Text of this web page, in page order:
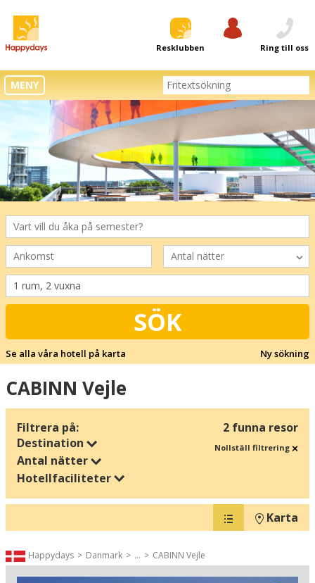
Resklubben Ring till oss
MENY
SÖK
Se alla våra hotell på karta Ny sökning
CABINN Vejle
Filtrera på:
2 funna resor
Destination
Antal nätter
Hotellfaciliteter
Nollställ filtrering
Karta
Happydays Danmark ... CABINN Vejle